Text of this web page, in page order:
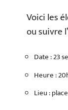
Voici les
ou suivre
Date : 23
Heure :
Lieu :